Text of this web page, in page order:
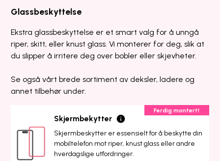
Glassbeskyttelse
Ekstra glassbeskyttelse er et smart valg for å unngå
riper, skitt, eller knust glass. Vi monterer for deg, slik at
du slipper å irritere deg over bobler eller skjevheter.
Se også vårt brede sortiment av deksler, ladere og
annet tilbehør under.
Skjermbekytter
Skjermbeskytter er essensielt for å beskytte din
mobiltelefon mot riper, knust glass eller andre
hverdagslige utfordringer.
Ferdig montert!